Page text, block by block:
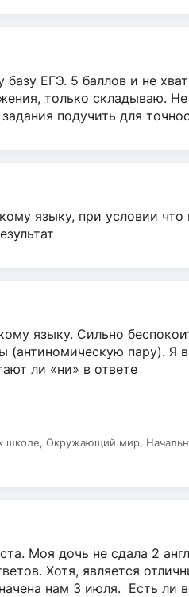
базу ЕГЭ. 5 баллов и не
только складываю. Не
подучить для
языку, при условии
языку. Сильно
(антиномическую пару). Я
ли «ни» в ответе
школе, Окружающий мир,
Моя дочь не сдала 2
Хотя, является
нам 3 июля. Есть ли